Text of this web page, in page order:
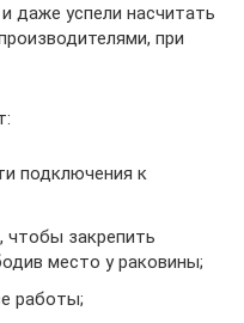
даже успели насчитать
при
подключения к
чтобы закрепить
место у раковины;
работы;